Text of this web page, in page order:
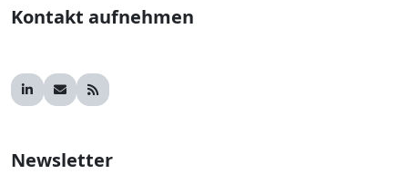
Kontakt aufnehmen
Newsletter